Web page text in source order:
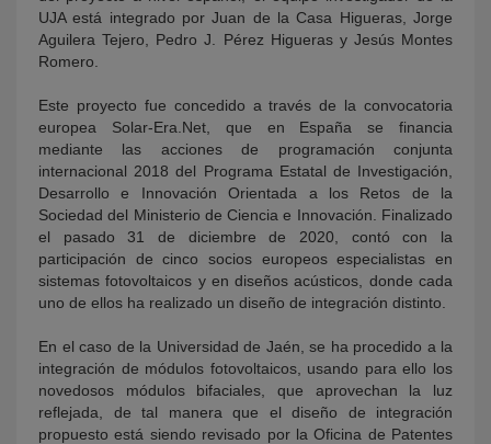
UJA está integrado por Juan de la Casa Higueras, Jorge
Aguilera Tejero, Pedro J. Pérez Higueras y Jesús Montes
Romero.
Este proyecto fue concedido a través de la convocatoria
europea Solar-Era.Net, que en España se financia
mediante las acciones de programación conjunta
internacional 2018 del Programa Estatal de Investigación,
Desarrollo e Innovación Orientada a los Retos de la
Sociedad del Ministerio de Ciencia e Innovación. Finalizado
el pasado 31 de diciembre de 2020, contó con la
participación de cinco socios europeos especialistas en
sistemas fotovoltaicos y en diseños acústicos, donde cada
uno de ellos ha realizado un diseño de integración distinto.
En el caso de la Universidad de Jaén, se ha procedido a la
integración de módulos fotovoltaicos, usando para ello los
novedosos módulos bifaciales, que aprovechan la luz
reflejada, de tal manera que el diseño de integración
propuesto está siendo revisado por la Oficina de Patentes